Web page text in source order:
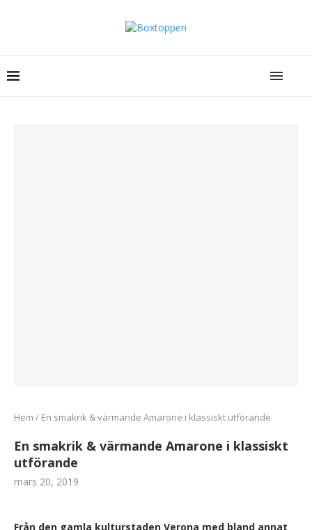
Hem / En smakrik & värmande Amarone i klassiskt utförande
En smakrik & värmande Amarone i klassiskt
utförande
mars 20, 2019
Från den gamla kulturstaden Verona med bland annat